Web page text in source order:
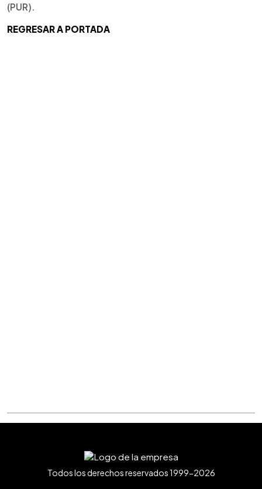
(PUR).
REGRESAR A PORTADA
Todos los derechos reservados 1999-2026